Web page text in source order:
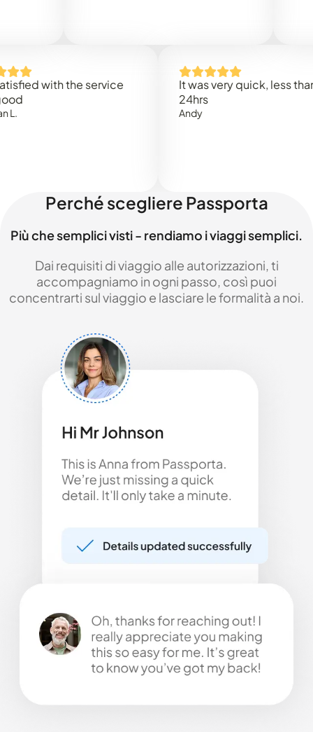
with the service
It was very quick, less than
Perché scegliere Passporta
Più che semplici visti - rendiamo i viaggi semplici.
Dai requisiti di viaggio alle autorizzazioni, ti
accompagniamo in ogni passo, così puoi
concentrarti sul viaggio e lasciare le formalità a noi.